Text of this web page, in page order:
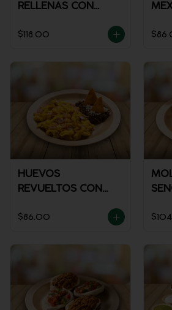
RELLENAS CON
$118.00
HUEVOS
REVUELTOS CON
$86.00